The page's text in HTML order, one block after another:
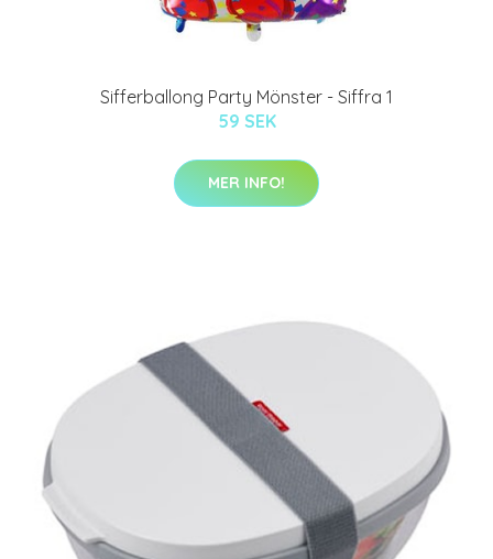
Sifferballong Party Mönster - Siffra 1
59 SEK
MER INFO!